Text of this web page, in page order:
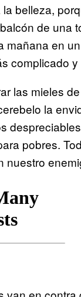
la belleza,
de una
mañana en
complicado
las mieles
la
pobres.
nuestro